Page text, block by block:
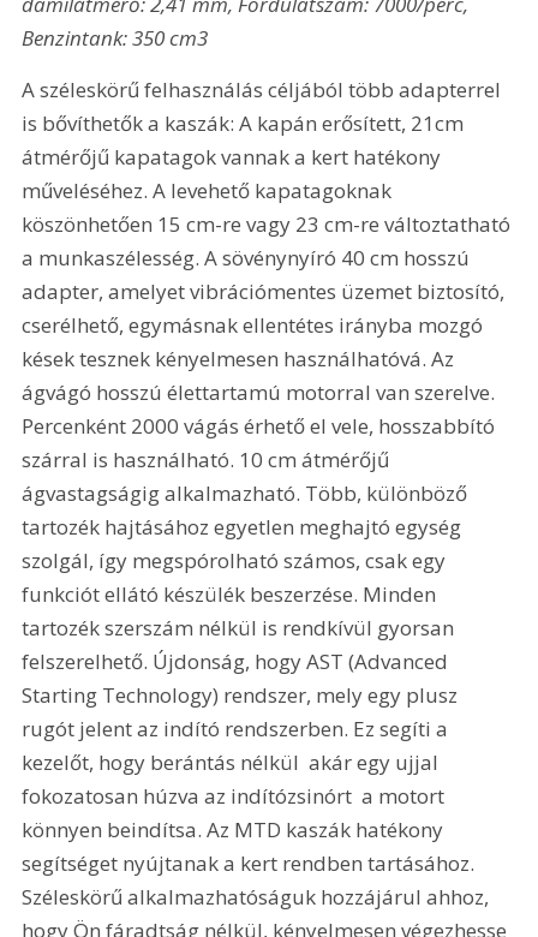
Benzintank: 350 cm3
A széleskörű felhasználás céljából több adapterrel
is bővíthetők a kaszák: A kapán erősített, 21cm
átmérőjű kapatagok vannak a kert hatékony
műveléséhez. A levehető kapatagoknak
köszönhetően 15 cm-re vagy 23 cm-re változtatható
a munkaszélesség. A sövénynyíró 40 cm hosszú
adapter, amelyet vibrációmentes üzemet biztosító,
cserélhető, egymásnak ellentétes irányba mozgó
kések tesznek kényelmesen használhatóvá. Az
ágvágó hosszú élettartamú motorral van szerelve.
Percenként 2000 vágás érhető el vele, hosszabbító
szárral is használható. 10 cm átmérőjű
ágvastagságig alkalmazható. Több, különböző
tartozék hajtásához egyetlen meghajtó egység
szolgál, így megspórolható számos, csak egy
funkciót ellátó készülék beszerzése. Minden
tartozék szerszám nélkül is rendkívül gyorsan
felszerelhető. Újdonság, hogy AST (Advanced
Starting Technology) rendszer, mely egy plusz
rugót jelent az indító rendszerben. Ez segíti a
kezelőt, hogy berántás nélkül  akár egy ujjal
fokozatosan húzva az indítózsinórt  a motort
könnyen beindítsa. Az MTD kaszák hatékony
segítséget nyújtanak a kert rendben tartásához.
Széleskörű alkalmazhatóságuk hozzájárul ahhoz,
hogy Ön fáradtság nélkül, kényelmesen végezhesse